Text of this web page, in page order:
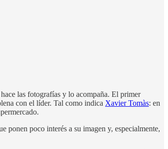
las fotografías y lo acompaña. El primer
con el líder. Tal como indica Xavier Tomàs: en
ponen poco interés a su imagen y, especialmente,